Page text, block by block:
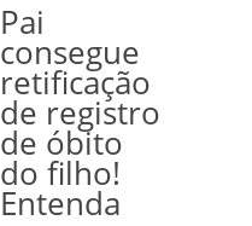
Pai
consegue
retificação
de registro
de óbito
do filho!
Entenda